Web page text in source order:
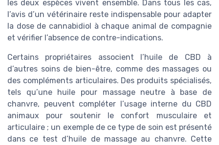
les deux espèces vivent ensemble. Dans tous les cas,
l’avis d’un vétérinaire reste indispensable pour adapter
la dose de cannabidiol à chaque animal de compagnie
et vérifier l’absence de contre-indications.
Certains propriétaires associent l’huile de CBD à
d’autres soins de bien-être, comme des massages ou
des compléments articulaires. Des produits spécialisés,
tels qu’une huile pour massage neutre à base de
chanvre, peuvent compléter l’usage interne du CBD
animaux pour soutenir le confort musculaire et
articulaire ; un exemple de ce type de soin est présenté
dans ce test d’huile de massage au chanvre. Cette